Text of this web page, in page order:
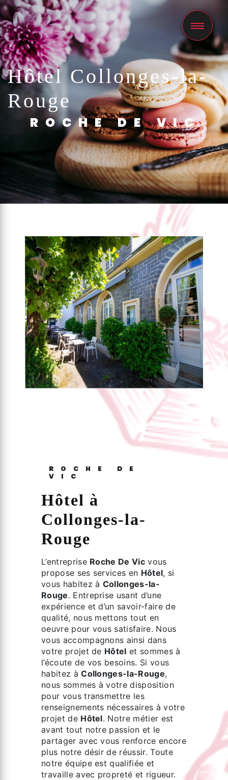
Hôtel Collonges-la-
Rouge
ROCHE DE VIC
ROCHE DE
VIC
Hôtel à
Collonges-la-
Rouge
L’entreprise Roche De Vic vous
propose ses services en Hôtel, si
vous habitez à Collonges-la-
Rouge. Entreprise usant d’une
expérience et d’un savoir-faire de
qualité, nous mettons tout en
oeuvre pour vous satisfaire. Nous
vous accompagnons ainsi dans
votre projet de Hôtel et sommes à
l’écoute de vos besoins. Si vous
habitez àCollonges-la-Rouge,
nous sommes à votre disposition
pour vous transmettre les
renseignements nécessaires à votre
projet de Hôtel. Notre métier est
avant tout notre passion et le
partager avec vous renforce encore
plus notre désir de réussir. Toute
notre équipe est qualifiée et
travaille avec propreté et rigueur.
Panneau de gestion des cookies